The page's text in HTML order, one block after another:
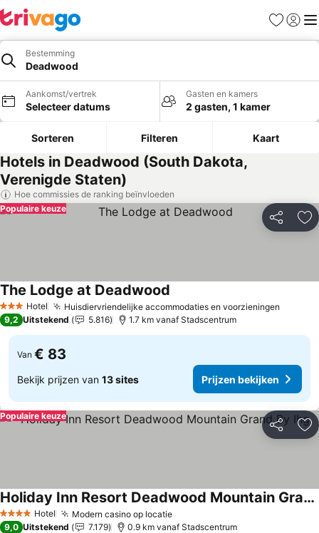
Favorieten
Bestemming
Deadwood
Aankomst/vertrek
Selecteer datums
Gasten en kamers
2 gasten, 1 kamer
Sorteren Filteren Kaart
Hotels in Deadwood (South Dakota,
Verenigde Staten)
Hoe commissies de ranking beïnvloeden
Delen
Populaire keuze
3 SterrenHotel Huisdiervriendelijke accommodaties en voorzieningen
The Lodge at Deadwood
9,2 Uitstekend 5.816 1.7 km vanaf Stadscentrum
Van € 83
Bekijk prijzen van 13 sites Prijzen bekijken
Delen
Populaire keuze
4 SterrenHotel Modern casino op locatiePrijzen bekijken
Holiday Inn Resort Deadwood Mountain Grand By Ihg
Prijzen bekijken
9,0 Uitstekend 7.179 0.9 km vanaf Stadscentrum